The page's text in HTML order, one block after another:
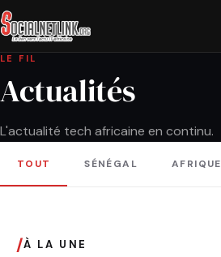
LE FIL
Actualités
L'actualité tech africaine en continu.
TOUT SÉNÉGAL AFRIQUE
/À LA UNE